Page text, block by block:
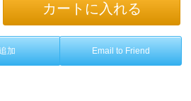
カートに入れる
加 Email to Friend